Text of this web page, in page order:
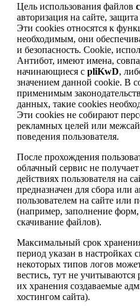
Цель использования файлов
авторизация на сайте,
Эти cookies относятся к
необходимым, они
и безопасность. Cookie,
Антибот, имеют имена,
начинающиеся с pliKwD,
значением данной cookie. В
применимым
данных, такие cookies
Эти cookies не собирают
рекламных целей или
поведения пользователя.
После прохождения
облачный сервис не
действиях пользователя на
предназначен для сбора или
пользователем на сайте или
(например, заполнение форм,
скачивание файлов).
Максимальный срок
период указан в настройках
некоторых типов логов
вестись, тут не
их хранения создаваемые
хостингом сайта).